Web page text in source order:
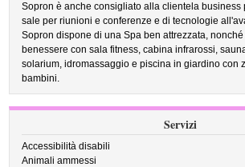
Sopron è anche consigliato alla clientela business
sale per riunioni e conferenze e di tecnologie
Sopron dispone di una Spa ben attrezzata,
benessere con sala fitness, cabina infrarossi,
solarium, idromassaggio e piscina in giardino con
bambini.
Servizi
Accessibilità disabili
Animali ammessi